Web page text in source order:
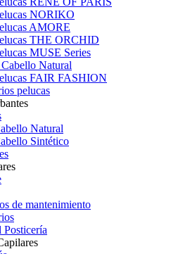
NORIKO
AMORE
THE ORCHID
MUSE Series
Cabello Natural
FAIR FASHION
pelucas
Natural
Sintético
de mantenimiento
Posticería